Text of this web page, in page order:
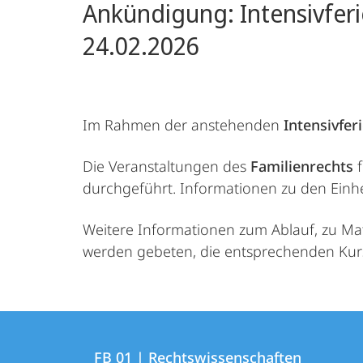
Ankündigung:
24.02.2026
Im Rahmen der anstehenden
Die Veranstaltungen des Familienrechts
durchgeführt. Informationen zu den
Weitere Informationen zum Ablauf, zu
werden gebeten, die entsprechenden
Kontaktinformationen
FB 01 | Rechtswissenschaften